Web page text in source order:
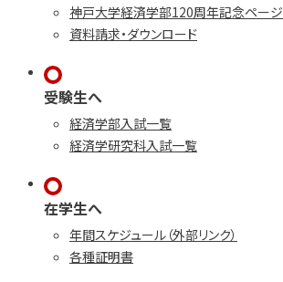
神戸大学経済学部120周年記念ページ
資料請求・ダウンロード
受験生へ
経済学部入試一覧
経済学研究科入試一覧
在学生へ
年間スケジュール（外部リンク）
各種証明書